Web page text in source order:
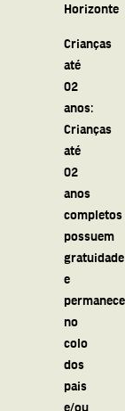
Horizonte
Crianças
até
02
anos:
Crianças
até
02
anos
completos
possuem
gratuidade
e
no
colo
dos
pais
e/ou